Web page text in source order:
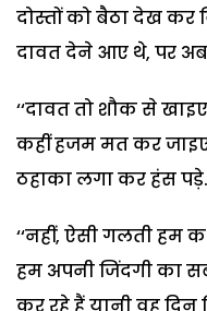
दोस्तों को बैठा देख कर
दावत देने आए थे, पर अब
‘‘दावत तो शौक से
कहीं हजम मत कर
ठहाका लगा कर हंस पड़े.
‘‘नहीं, ऐसी गलती हम
हम अपनी जिंदगी का
कर रहे हैं यानी वह